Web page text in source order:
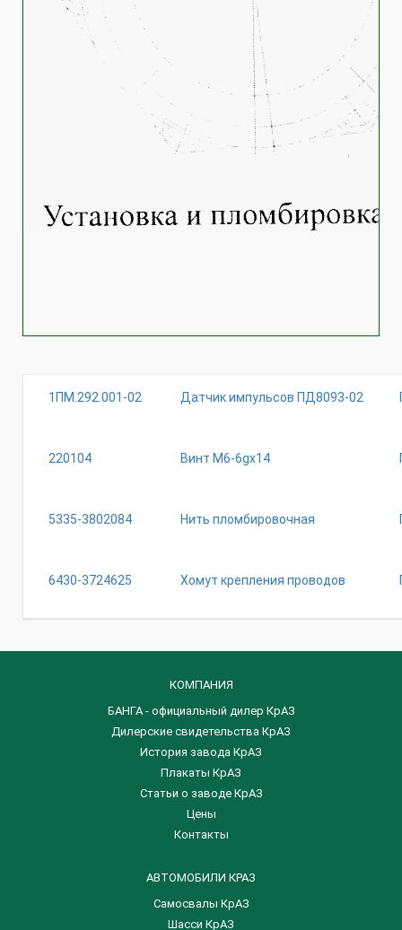
1ПМ.292.001-02 Датчик импульсов ПД8093-02
220104 Винт М6-6gх14
5335-3802084 Нить пломбировочная
6430-3724625 Хомут крепления проводов
КОМПАНИЯ
БАНГА - официальный дилер КрАЗ
Дилерские свидетельства КрАЗ
История завода КрАЗ
Плакаты КрАЗ
Статьи о заводе КрАЗ
Цены
Контакты
АВТОМОБИЛИ КРАЗ
Самосвалы КрАЗ
Шасси КрАЗ